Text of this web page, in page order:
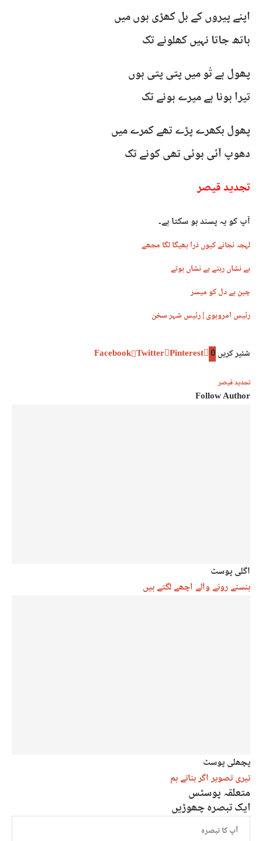
اپنے پیروں کے بل کھڑی ہوں میں
ہاتھ جاتا نہیں کھلونے تک
پھول ہے تُو میں پتی پتی ہوں
تیرا ہونا ہے میرے ہونے تک
پھول بکھرے پڑے تھے کمرے میں
دھوپ آئی ہوئی تھی کونے تک
تجدید قیصر
آپ کو یہ پسند ہو سکتا ہے۔
لہجہ نجانے کیوں ذرا بھیگا لگا مجھے
بے نشاں رہتے بے نشاں ہوتے
چین ہے دل کو میسّر
رئیس امروہوی | رئیس شہر سخن
شئیر کریں0
Facebook Twitter Pinterest
تجدید قیصر
Follow Author
اگلی پوسٹ
ہنسنے رونے والے اچھے لگتے ہیں
پچھلی پوسٹ
تیری تصویر اگر بناتے ہم
متعلقہ پوسٹس
ایک تبصرہ چھوڑیں